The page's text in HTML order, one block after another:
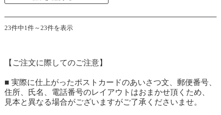
23件中1件～23件を表示
【ご注文に際してのご注意】
■ 実際に仕上がったポストカードのあいさつ文、郵便番号、
住所、氏名、電話番号のレイアウトはおまかせ頂くため、
見本と異なる場合がございますがご了承くださいませ。